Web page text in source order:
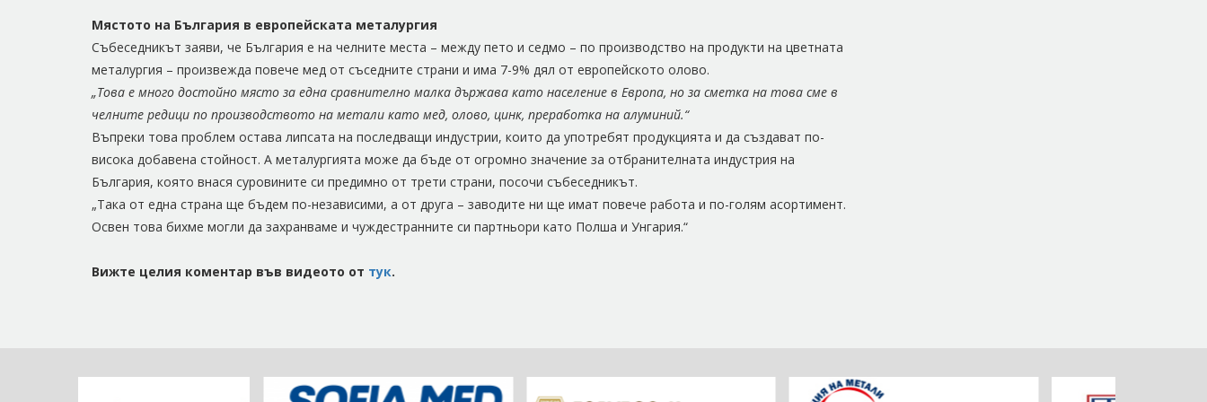
Мястото на България в европейската металургия
Събеседникът заяви, че България е на челните места – между пето и седмо – по производство на продукти на цветната
металургия – произвежда повече мед от съседните страни и има 7-9% дял от европейското олово.
„Това е много достойно място за една сравнително малка държава като население в Европа, но за сметка на това сме в
челните редици по производството на метали като мед, олово, цинк, преработка на алуминий.“
Въпреки това проблем остава липсата на последващи индустрии, които да употребят продукцията и да създават по-
висока добавена стойност. А металургията може да бъде от огромно значение за отбранителната индустрия на
България, която внася суровините си предимно от трети страни, посочи събеседникът.
„Така от една страна ще бъдем по-независими, а от друга – заводите ни ще имат повече работа и по-голям асортимент.
Освен това бихме могли да захранваме и чуждестранните си партньори като Полша и Унгария.“
Вижте целия коментар във видеото от тук.